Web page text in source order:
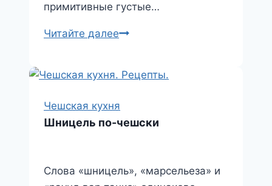
примитивные густые…
Читайте далееЗапеканка
Чешская кухня
Шницель по-чешски
Слова «шницель», «марсельеза» и